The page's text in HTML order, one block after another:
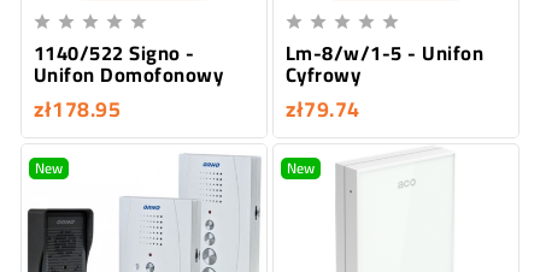
    
1140/522 Signo -
Unifon Domofonowy
zł178.95
    
Lm-8/w/1-5 - Unifon
Cyfrowy
zł79.74
New New